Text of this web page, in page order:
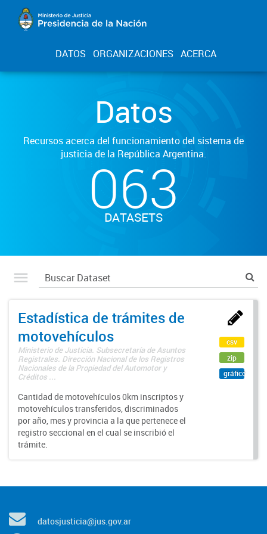
DATOS ORGANIZACIONES ACERCA
Datos
Recursos acerca del funcionamiento del sistema de
justicia de la República Argentina.
063
DATASETS
Estadística de trámites de
motovehículos
Ministerio de Justicia. Subsecretaría de Asuntos
Registrales. Dirección Nacional de los Registros
Nacionales de la Propiedad del Automotor y
Créditos ...
Cantidad de motovehículos 0km inscriptos y
motovehículos transferidos, discriminados
por año, mes y provincia a la que pertenece el
registro seccional en el cual se inscribió el
trámite.
csv
zip
gráfico
datosjusticia@jus.gov.ar